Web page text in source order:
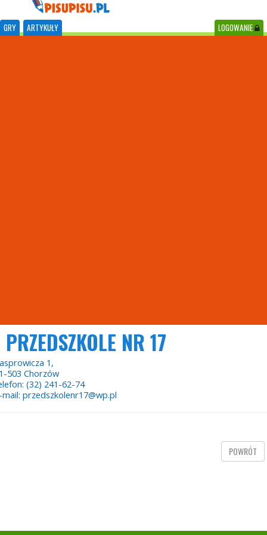
GRY ARTYKUŁY LOGOWANIE
PRZEDSZKOLE NR 17
1,
503 Chorzów
(32) 241-62-74
przedszkolenr17@wp.pl
POWRÓT